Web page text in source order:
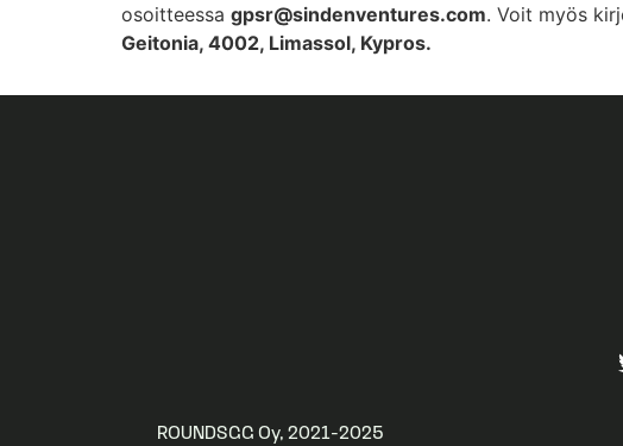
osoitteessa gpsr@sindenventures.com. Voit myös
Geitonia, 4002, Limassol, Kypros.
ROUNDSGG Oy, 2021-2025